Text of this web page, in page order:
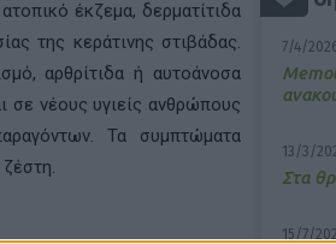
7/4/
13/3/
Στα
15/7/
έκζεμα, δερματίτιδα
της κεράτινης στιβάδας.
αρθρίτιδα ή αυτοάνοσα
σε νέους υγιείς ανθρώπους
Τα συμπτώματα